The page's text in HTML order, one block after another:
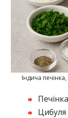
Індича
Цибуля